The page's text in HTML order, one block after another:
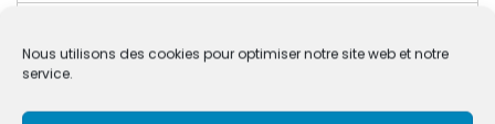
Nous utilisons des cookies pour optimiser notre site web et notre
service.
elle obligatoire ?